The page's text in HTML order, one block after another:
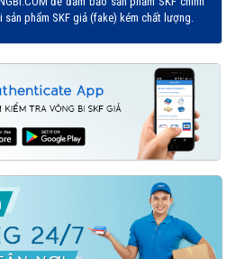
phẩm SKF giả (fake) kém chất lượng.